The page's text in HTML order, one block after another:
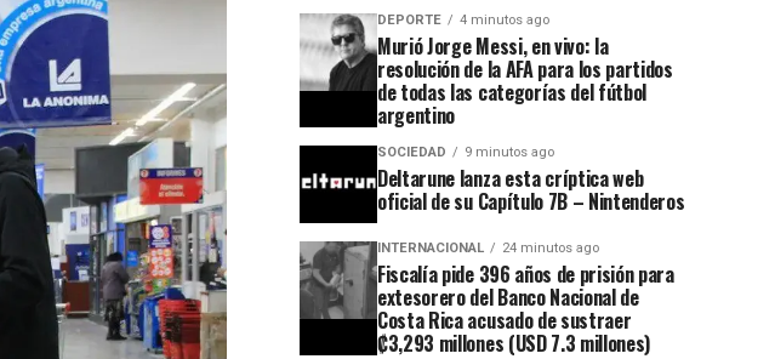
DEPORTE 4 minutos ago
Murió Jorge Messi, en vivo: la
resolución de la AFA para los partidos
de todas las categorías del fútbol
argentino
SOCIEDAD 9 minutos ago
Deltarune lanza esta críptica web
oficial de su Capítulo 7B – Nintenderos
INTERNACIONAL 24 minutos ago
Fiscalía pide 396 años de prisión para
extesorero del Banco Nacional de
Costa Rica acusado de sustraer
₡3,293 millones (USD 7.3 millones)